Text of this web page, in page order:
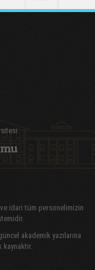
idari tüm personelimizin
akademik yazılarına